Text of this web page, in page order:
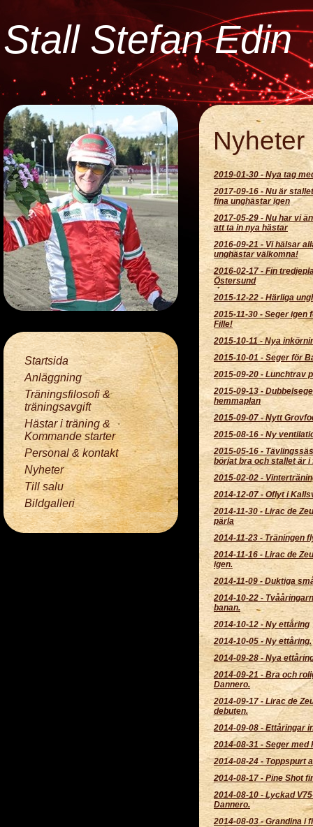
Stall Stefan Edin
Startsida
Anläggning
Träningsfilosofi &
träningsavgift
Hästar i träning &
Kommande starter
Personal & kontakt
Nyheter
Till salu
Bildgalleri
Nyheter
2019-01-30- Nya tag
2017-09-16 -Nu är
fina unghästar igen
2017-05-29 - Nu har vi
att ta in nya hästar
2016-09-21 - Vi hälsar
unghästar välkomna!
2016-02-17- Fin
Östersund
2015-12-22 - Härliga
2015-11-30- Seger igen
Fille!
2015-10-11-Nya
2015-10-01 - Seger för
2015-09-20 - Lunchtrav
2015-09-13 -
hemmaplan
2015-09-07-Nytt
2015-08-16 - Ny
2015-05-16 -
börjat bra och stallet är i
2015-02-02 -
2014-12-07- Oflyt i
2014-11-30 -Lirac de
pärla
2014-11-23 -Träningen
2014-11-16 - Lirac de
igen.
2014-11-09 -Duktiga
2014-10-22-
banan.
2014-10-12 - Ny ettåring
2014-10-05-Ny ettåring.
2014-09-28 - Nya
2014-09-21 -Bra och
Dannero.
2014-09-17 -Lirac de
debuten.
2014-09-08-Ettåringar
2014-08-31 - Seger med
2014-08-24- Toppspurt
2014-08-17 - Pine Shot
2014-08-10 -Lyckad
Dannero.
2014-08-03-Grandina i